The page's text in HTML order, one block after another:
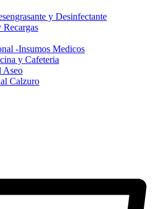
y Desinfectante
Recargas
-Insumos Medicos
y Cafeteria
Aseo
Calzuro